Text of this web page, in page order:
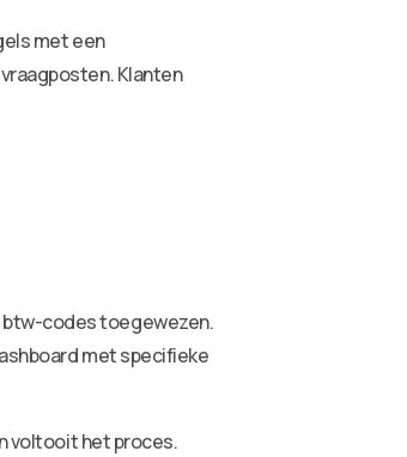
met een
Klanten
btw-codes toegewezen.
met specifieke
voltooit het proces.